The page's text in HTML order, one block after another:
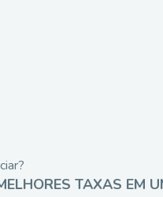
TAXAS EM